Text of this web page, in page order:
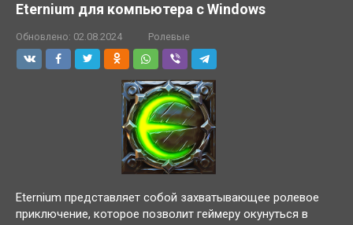
Eternium для компьютера с Windows
Обновлено: 02.08.2024 Ролевые
Eternium представляет собой захватывающее ролевое
приключение, которое позволит геймеру окунуться в